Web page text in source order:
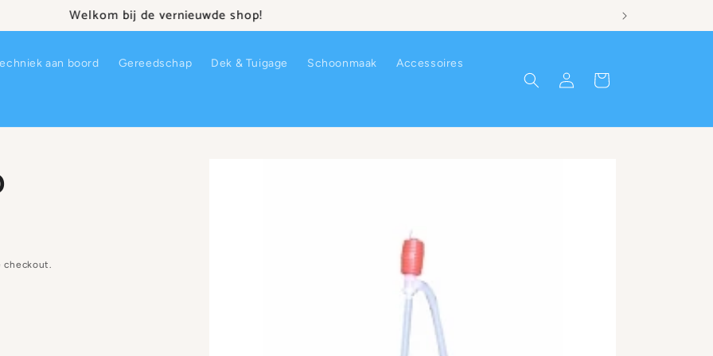
zorgen: we zien er frisser uit maar onze lage prijzen zijn gebleven.
aan boord Gereedschap Dek & Tuigage Schoonmaak Accessoires
InloggenWinkelwagen
checkout.